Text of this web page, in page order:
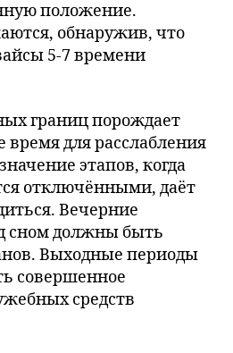
положение.
обнаружив, что
5-7 времени
границ порождает
время для расслабления
этапов, когда
отключёнными, даёт
Вечерние
сном должны быть
Выходные периоды
совершенное
средств